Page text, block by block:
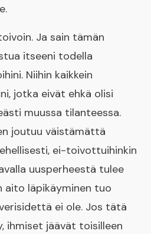
Ja sain tämän
itseeni todella
Niihin kaikkein
jotka eivät ehkä olisi
muussa tilanteessa.
joutuu väistämättä
ei-toivottuihinkin
uusperheestä tulee
aito läpikäyminen tuo
ei ole. Jos tätä
ihmiset jäävät toisilleen